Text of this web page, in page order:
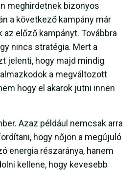
meghirdetnek bizonyos
a következő kampány már
előző kampányt. Továbbra
nincs stratégia. Mert a
jelenti, hogy majd mindig
a megváltozott
hogy el akarok jutni innen
Azaz például nemcsak arra
hogy nőjön a megújuló
energia részaránya, hanem
kellene, hogy kevesebb